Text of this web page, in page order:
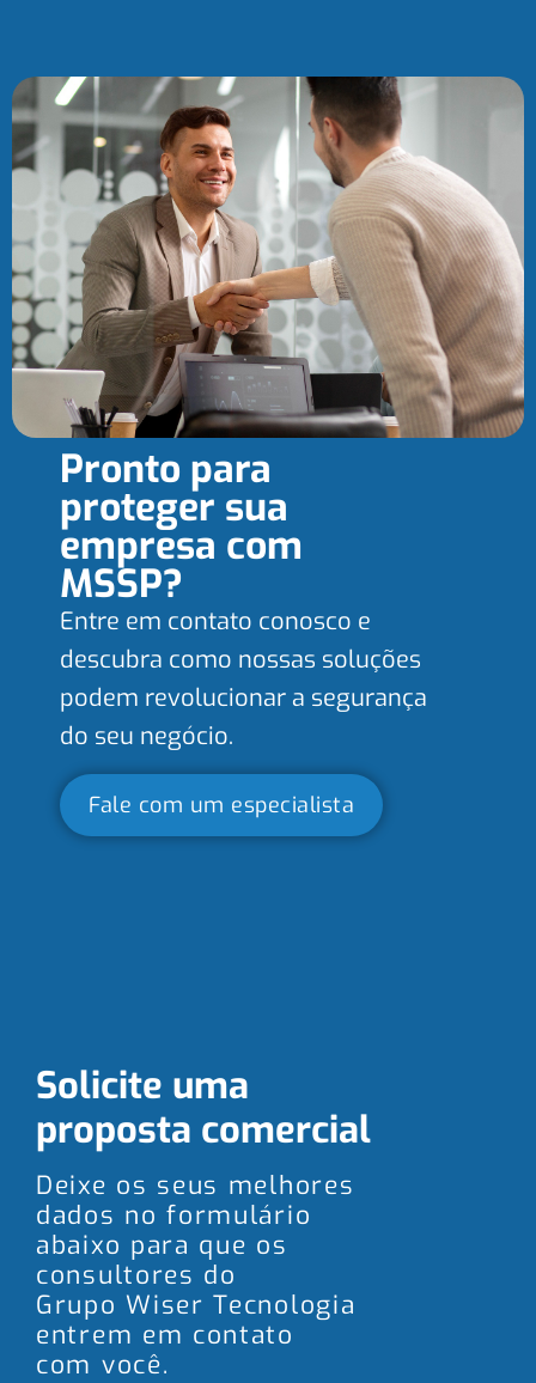
Pronto para
proteger sua
empresa com
MSSP?
Entre em contato conosco e
descubra como nossas soluções
podem revolucionar a segurança
do seu negócio.
Fale com um especialista
Solicite uma
proposta comercial
Deixe os seus melhores
dados no formulário
abaixo para que os
consultores do
Grupo Wiser Tecnologia
entrem em contato
com você.